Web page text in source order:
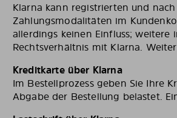
Klarna kann registrierten und
Zahlungsmodalitäten im
allerdings keinen Einfluss;
Rechtsverhältnis mit Klarna.
Kreditkarte über Klarna
Im Bestellprozess geben Sie Ihre
Abgabe der Bestellung belastet.